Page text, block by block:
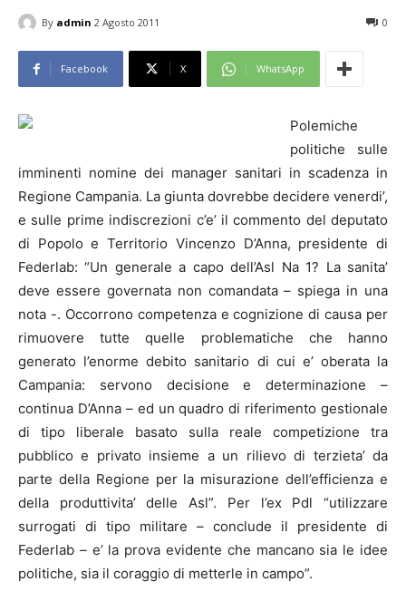
By admin 2 Agosto 2011 0
Facebook X WhatsApp
Polemiche
politiche sulle
imminenti nomine dei manager sanitari in scadenza in
Regione Campania. La giunta dovrebbe decidere venerdi’,
e sulle prime indiscrezioni c’e’ il commento del deputato
di Popolo e Territorio Vincenzo D’Anna, presidente di
Federlab: “Un generale a capo dell’Asl Na 1? La sanita’
deve essere governata non comandata – spiega in una
nota -. Occorrono competenza e cognizione di causa per
rimuovere tutte quelle problematiche che hanno
generato l’enorme debito sanitario di cui e’ oberata la
Campania: servono decisione e determinazione –
continua D’Anna – ed un quadro di riferimento gestionale
di tipo liberale basato sulla reale competizione tra
pubblico e privato insieme a un rilievo di terzieta’ da
parte della Regione per la misurazione dell’efficienza e
della produttivita’ delle Asl”. Per l’ex Pdl “utilizzare
surrogati di tipo militare – conclude il presidente di
Federlab – e’ la prova evidente che mancano sia le idee
politiche, sia il coraggio di metterle in campo”.